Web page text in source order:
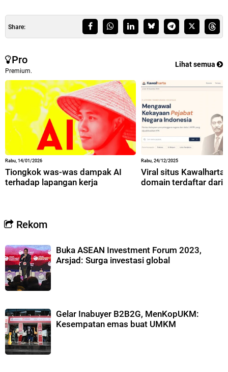
Share:
Pro
Premium.
Lihat semua
Rabu, 14/01/2026
Tiongkok was-was dampak AI
terhadap lapangan kerja
Rabu, 24/12/2025
Viral situs
domain terdaftar dari
Rekom
Buka ASEAN Investment Forum 2023,
Arsjad: Surga investasi global
Gelar Inabuyer B2B2G, MenKopUKM:
Kesempatan emas buat UMKM